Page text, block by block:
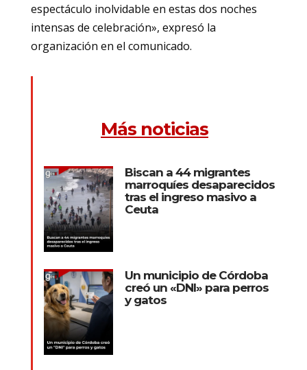
espectáculo inolvidable en estas dos noches
intensas de celebración», expresó la
organización en el comunicado.
Más noticias
Biscan a 44 migrantes
marroquíes desaparecidos
tras el ingreso masivo a
Ceuta
Un municipio de Córdoba
creó un «DNI» para perros
y gatos